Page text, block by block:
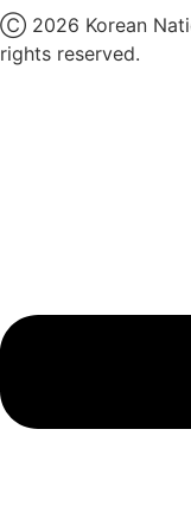
Ⓒ 2026 Korean
rights reserved.